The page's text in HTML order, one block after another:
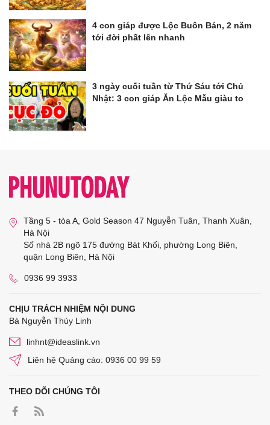
4 con giáp được Lộc Buôn Bán, 2 năm
tới đời phất lên nhanh
3 ngày cuối tuần từ Thứ Sáu tới Chủ
Nhật: 3 con giáp Ăn Lộc Mẫu giàu to
Tầng 5 - tòa A, Gold Season 47 Nguyễn Tuân, Thanh Xuân,
Hà Nội
Số nhà 2B ngõ 175 đường Bát Khối, phường Long Biên,
quận Long Biên, Hà Nội
0936 99 3933
CHỊU TRÁCH NHIỆM NỘI DUNG
Bà Nguyễn Thùy Linh
linhnt@ideaslink.vn
Liên hệ Quảng cáo: 0936 00 99 59
THEO DÕI CHÚNG TÔI